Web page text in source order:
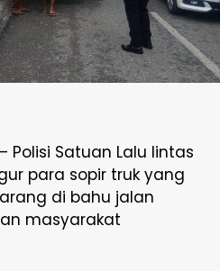
Polisi Satuan Lalu lintas
para sopir truk yang
di bahu jalan
masyarakat